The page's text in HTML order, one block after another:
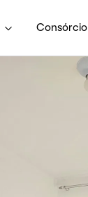
Consórcio